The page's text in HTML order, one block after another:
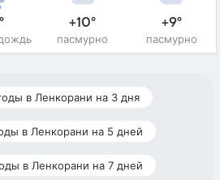
+10°
пасмурно
+9°
пасмурно
в Ленкорани на 3 дня
в Ленкорани на 5 дней
в Ленкорани на 7 дней